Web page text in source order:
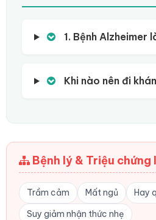
1. Bệnh Alzheimer
Khi nào nên đi
Bệnh lý & Triệu chứng
Trầm cảm Mất ngủ
Hay
Suy giảm nhận thức nhẹ